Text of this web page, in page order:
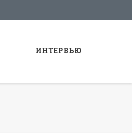
ИНТЕРВЬЮ